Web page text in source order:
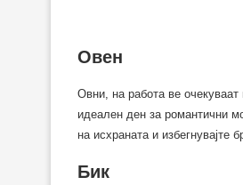
Овен
Овни, на работа ве
идеален ден за романтични
на исхраната и избегнувајте
Бик